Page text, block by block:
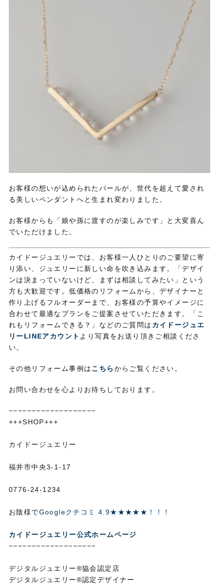
お客様の想いが込められたパールが、世代を超えて愛され
る美しいペンダントへと生まれ変わりました。
お客様からも「娘や孫に渡すのが楽しみです」と大変喜ん
でいただけました。
カイドージュエリーでは、お客様一人ひとりのご要望に寄
り添い、ジュエリーに新しい命を吹き込みます。「デザイ
ンは決まっていないけど、まずは相談してみたい」という
方も大歓迎です。低価格のリフォームから、デザイナーと
作り上げるフルオーダーまで、お客様の予算やイメージに
合わせて最適なプランをご提案させていただきます。「こ
れもリフォームできる？」などのご質問は カイドージュエ
リーLINEアカウント より写真をお送り頂きご相談くださ
い。
その他リフォーム事例はこちらからご覧ください。
お問い合わせを心よりお待ちしております。
−−−−−−−−−−−−−−−−−−−
+++SHOP+++
カイドージュエリー
福井市中央3-1-17
0776-24-1234
お陰様でGoogleクチコミ 4.9★★★★★！！！
カイドージュエリー公式ホームページ
−−−−−−−−−−−−−−−−−−−
デジタルジュエリー®協会認定店
デジタルジュエリー®認定デザイナー